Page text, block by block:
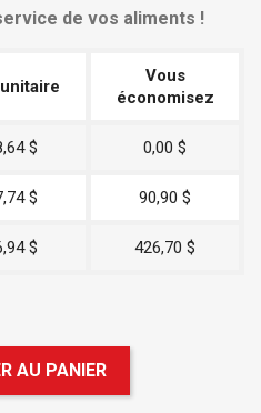
de vos aliments !
Vous
économisez
$ 0,00 $
$ 90,90 $
$ 426,70 $
AU PANIER